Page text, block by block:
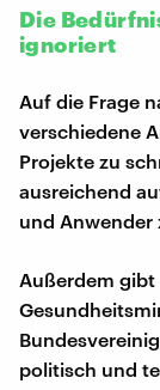
Die
ignoriert
Auf die Frage
verschiedene
Projekte zu
ausreichend
und Anwender
Außerdem gibt
politisch und